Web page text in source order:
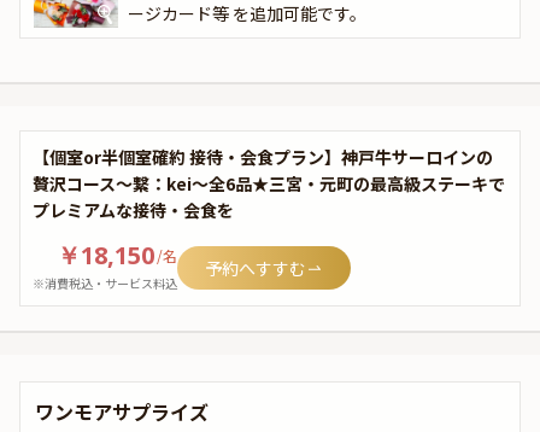
ージカード等 を追加可能です。
【個室or半個室確約 接待・会食プラン】神戸牛サーロインの
贅沢コース～繋：kei～全6品★三宮・元町の最高級ステーキで
プレミアムな接待・会食を
￥18,150/名
※消費税込・サービス料込
予約へすすむ
ワンモアサプライズ